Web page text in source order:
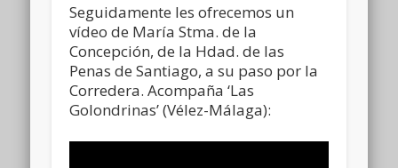
Seguidamente les ofrecemos un
vídeo de María Stma. de la
Concepción, de la Hdad. de las
Penas de Santiago, a su paso por la
Corredera. Acompaña ‘Las
Golondrinas’ (Vélez-Málaga):